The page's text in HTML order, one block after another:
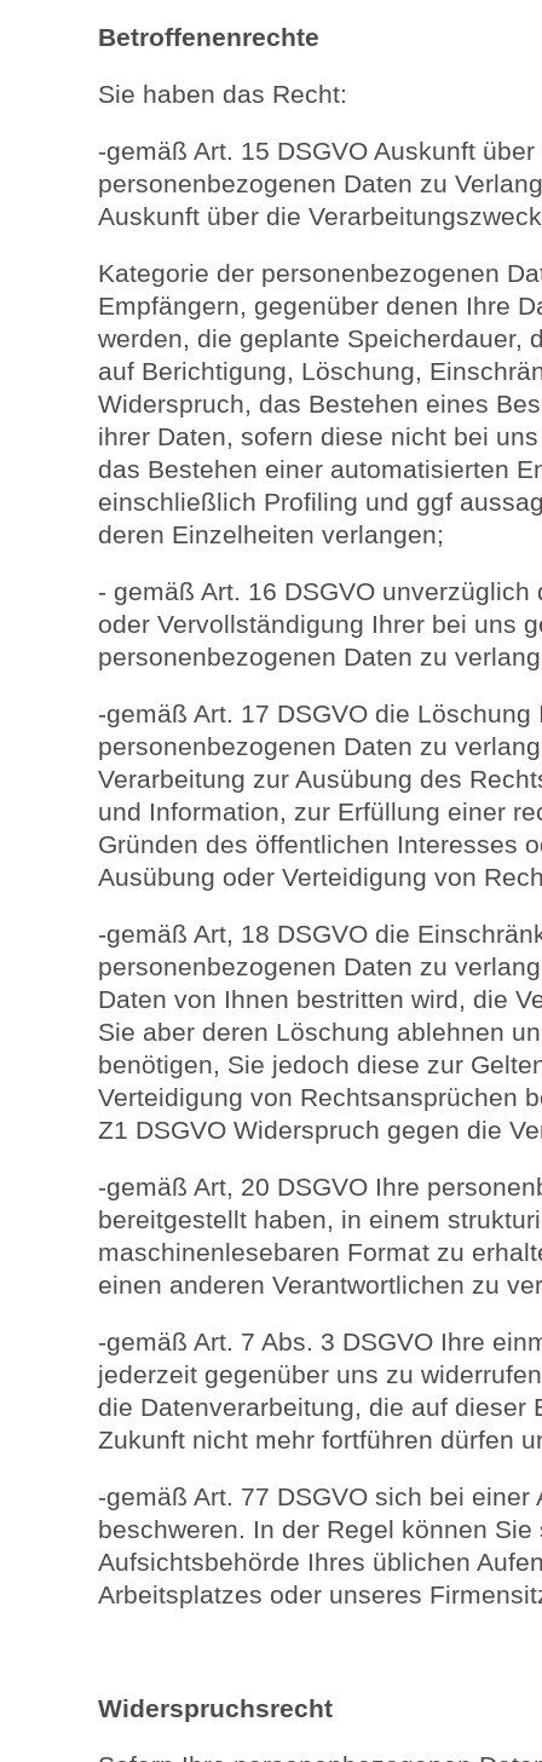
Betroffenenrechte
Sie haben das Recht:
-gemäß Art. 15 DSGVO Auskunft
personenbezogenen Daten zu
Auskunft über die
Kategorie der personenbezogenen
Empfängern, gegenüber denen Ihre
werden, die geplante Speicherdauer,
auf Berichtigung, Löschung,
Widerspruch, das Bestehen eines
ihrer Daten, sofern diese nicht bei
das Bestehen einer automatisierten
einschließlich Profiling und ggf
deren Einzelheiten verlangen;
- gemäß Art. 16 DSGVO
oder Vervollständigung Ihrer bei uns
personenbezogenen Daten zu
-gemäß Art. 17 DSGVO die
personenbezogenen Daten zu
Verarbeitung zur Ausübung des
und Information, zur Erfüllung einer
Gründen des öffentlichen Interesses
Ausübung oder Verteidigung von
-gemäß Art, 18 DSGVO die
personenbezogenen Daten zu
Daten von Ihnen bestritten wird, die
Sie aber deren Löschung ablehnen
benötigen, Sie jedoch diese zur
Verteidigung von Rechtsansprüchen
Z1 DSGVO Widerspruch gegen die
-gemäß Art, 20 DSGVO Ihre
bereitgestellt haben, in einem
maschinenlesebaren Format zu
einen anderen Verantwortlichen zu
-gemäß Art. 7 Abs. 3 DSGVO Ihre
jederzeit gegenüber uns zu
die Datenverarbeitung, die auf dieser
Zukunft nicht mehr fortführen dürfen
-gemäß Art. 77 DSGVO sich bei einer
beschweren. In der Regel können
Aufsichtsbehörde Ihres üblichen
Arbeitsplatzes oder unseres
Widerspruchsrecht